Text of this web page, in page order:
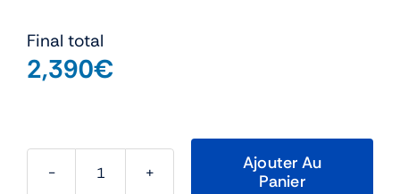
Final total
2,390€
quantité
Ajouter Au
Panier